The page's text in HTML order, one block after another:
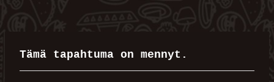
Tämä tapahtuma on mennyt.